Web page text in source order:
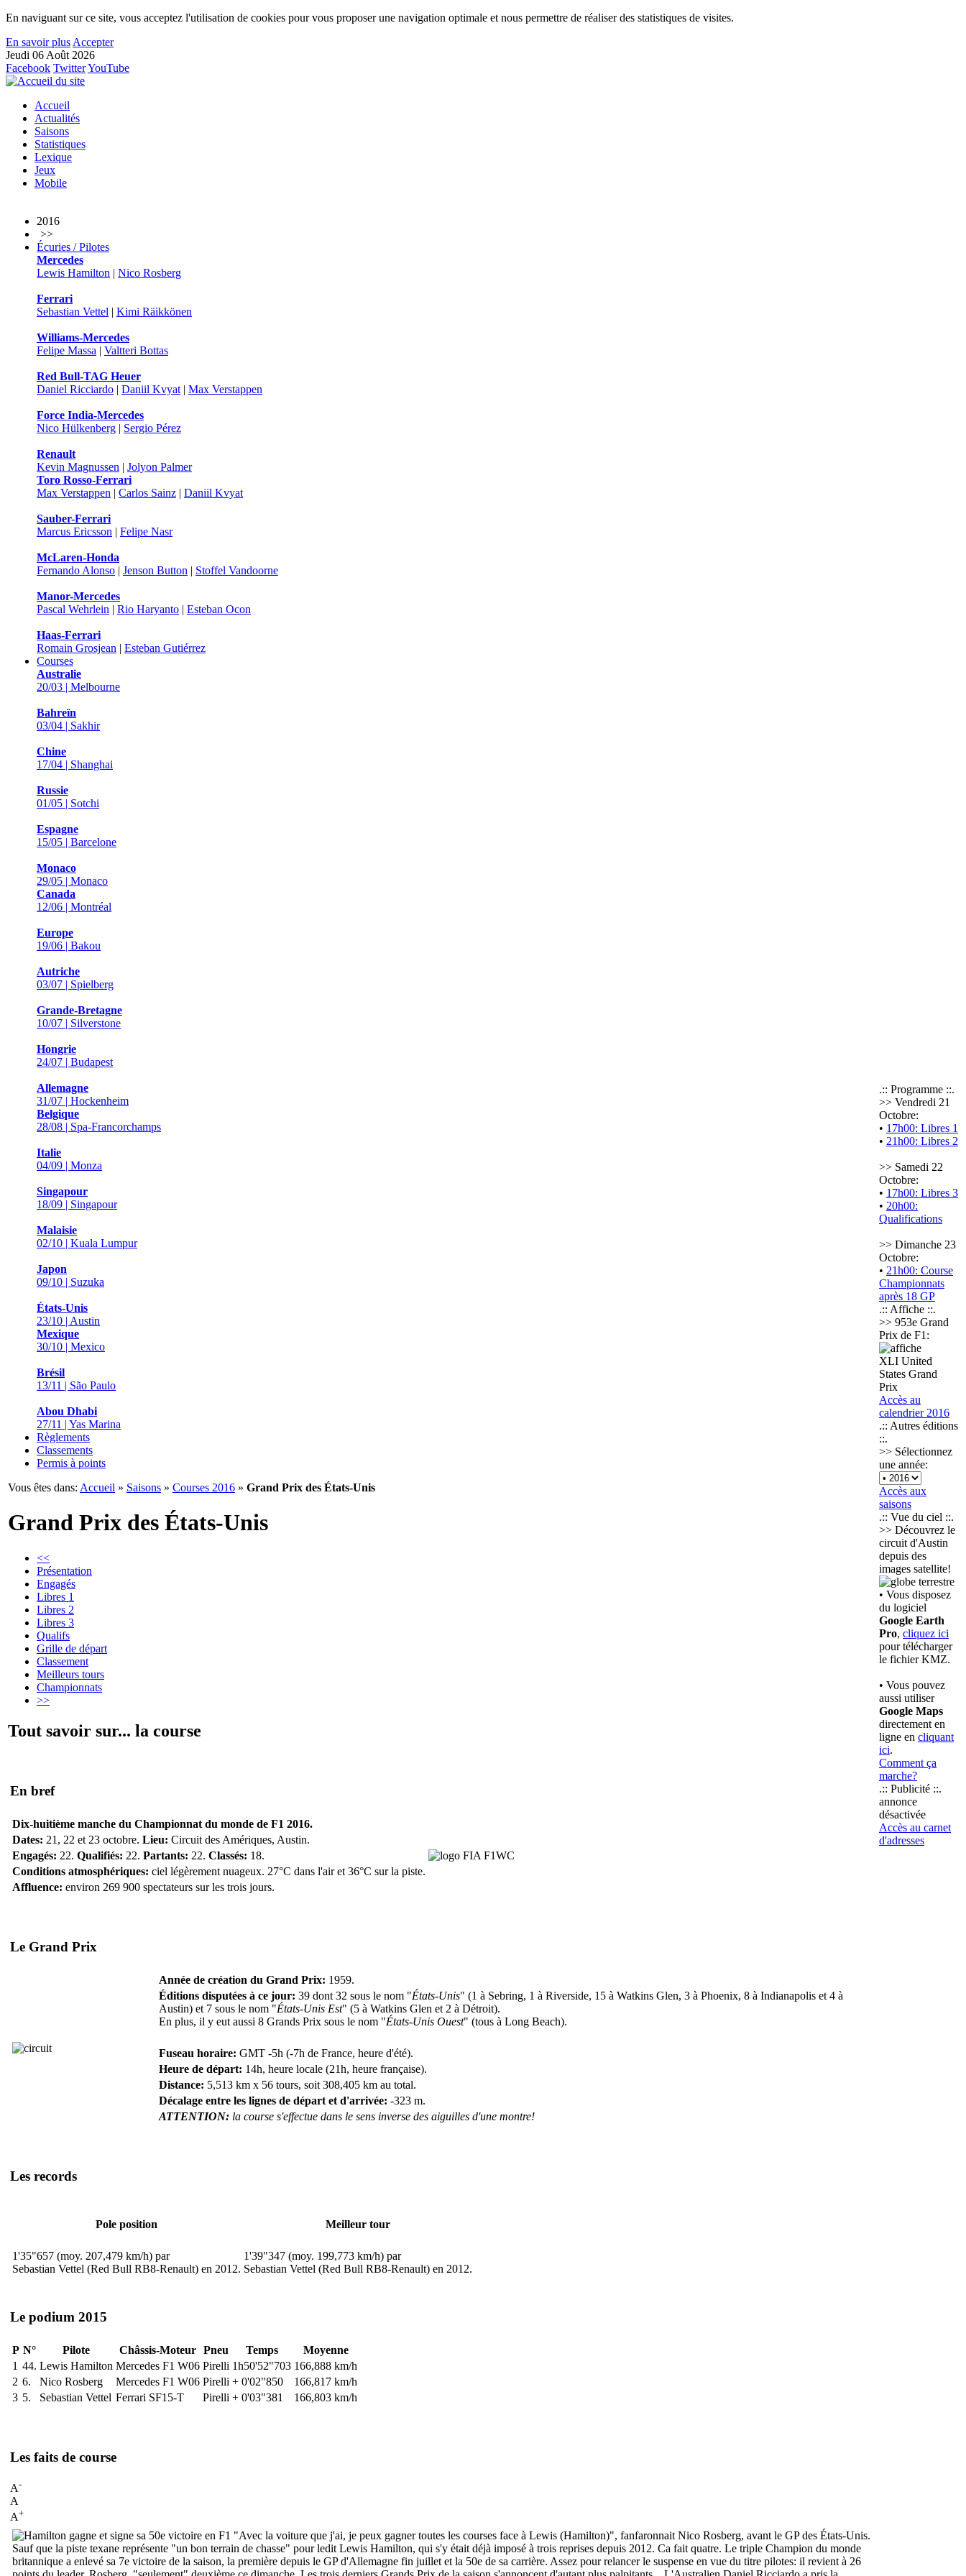
En naviguant sur ce site, vous acceptez l'utilisation de cookies pour vous proposer une navigation optimale et nous permettre de réaliser des statistiques de visites.
En savoir plus Accepter
Jeudi 06 Août 2026
Facebook TwitterYouTube
Accueil
Actualités
Saisons
Statistiques
Lexique
Jeux
Mobile
2016
>>
Écuries / Pilotes
Mercedes
Lewis Hamilton | Nico Rosberg
Ferrari
Sebastian Vettel | Kimi Räikkönen
Williams-Mercedes
Felipe Massa | Valtteri Bottas
Red Bull-TAG Heuer
Daniel Ricciardo | Daniil Kvyat | Max Verstappen
Force India-Mercedes
Nico Hülkenberg | Sergio Pérez
Renault
Kevin Magnussen | Jolyon Palmer
Toro Rosso-Ferrari
Max Verstappen | Carlos Sainz | Daniil Kvyat
Sauber-Ferrari
Marcus Ericsson | Felipe Nasr
McLaren-Honda
Fernando Alonso | Jenson Button | Stoffel Vandoorne
Manor-Mercedes
Pascal Wehrlein | Rio Haryanto | Esteban Ocon
Haas-Ferrari
Romain Grosjean | Esteban Gutiérrez
Courses
Australie
20/03 | Melbourne
Bahreïn
03/04 | Sakhir
Chine
17/04 | Shanghai
Russie
01/05 | Sotchi
Espagne
15/05 | Barcelone
Monaco
29/05 | Monaco
Canada
12/06 | Montréal
Europe
19/06 | Bakou
Autriche
03/07 | Spielberg
Grande-Bretagne
10/07 | Silverstone
Hongrie
24/07 | Budapest
Allemagne
31/07 | Hockenheim
Belgique
28/08 | Spa-Francorchamps
Italie
04/09 | Monza
Singapour
18/09 | Singapour
Malaisie
02/10 | Kuala Lumpur
Japon
09/10 | Suzuka
États-Unis
23/10 | Austin
Mexique
30/10 | Mexico
Brésil
13/11 | São Paulo
Abou Dhabi
27/11 | Yas Marina
Règlements
Classements
Permis à points
Vous êtes dans: Accueil » Saisons » Courses 2016 » Grand Prix des États-Unis
Grand Prix des États-Unis
<<
Présentation
Engagés
Libres 1
Libres 2
Libres 3
Qualifs
Grille de départ
Classement
Meilleurs tours
Championnats
>>
Tout savoir sur... la course
En bref
Dix-huitième manche du Championnat du monde de F1 2016.
Dates: 21, 22 et 23 octobre. Lieu: Circuit des Amériques, Austin.
Engagés: 22. Qualifiés: 22. Partants: 22. Classés: 18.
Conditions atmosphériques: ciel légèrement nuageux. 27°C dans l'air et 36°C sur la piste.
Affluence: environ 269 900 spectateurs sur les trois jours.
Le Grand Prix
Année de création du Grand Prix: 1959.
Éditions disputées à ce jour: 39 dont 32 sous le nom "États-Unis" (1 à Sebring, 1 à Riverside, 15 à Watkins Glen, 3 à Phoenix, 8 à Indianapolis et 4 à
Austin) et 7 sous le nom "États-Unis Est" (5 à Watkins Glen et 2 à Détroit).
En plus, il y eut aussi 8 Grands Prix sous le nom "États-Unis Ouest" (tous à Long Beach).
Fuseau horaire: GMT -5h (-7h de France, heure d'été).
Heure de départ: 14h, heure locale (21h, heure française).
Distance: 5,513 km x 56 tours, soit 308,405 km au total.
Décalage entre les lignes de départ et d'arrivée: -323 m.
ATTENTION: la course s'effectue dans le sens inverse des aiguilles d'une montre!
Les records
Pole position Meilleur tour
1'35"657 (moy. 207,479 km/h) par
Sebastian Vettel (Red Bull RB8-Renault) en 2012.
1'39"347 (moy. 199,773 km/h) par
Sebastian Vettel (Red Bull RB8-Renault) en 2012.
Le podium 2015
P N° Pilote Châssis-Moteur Pneu Temps
Moyenne
1 44. Lewis Hamilton Mercedes F1 W06 Pirelli 1h50'52"703 166,888 km/h
2 6. Nico Rosberg Mercedes F1 W06 Pirelli + 0'02"850
166,817 km/h
3 5. Sebastian Vettel Ferrari SF15-T Pirelli + 0'03"381 166,803 km/h
Les faits de course
A-
A
A+
"Avec la voiture que j'ai, je peux gagner toutes les courses face à Lewis (Hamilton)", fanfaronnait Nico Rosberg, avant le GP des États-Unis.
Sauf que la piste texane représente "un bon terrain de chasse" pour ledit Lewis Hamilton, qui s'y était déjà imposé à trois reprises depuis 2012. Ca fait quatre. Le triple Champion du monde
britannique a enlevé sa 7e victoire de la saison, la première depuis le GP d'Allemagne fin juillet et la 50e de sa carrière. Assez pour relancer le suspense en vue du titre pilotes: il revient à 26
.:: Programme ::.
>> Vendredi 21
Octobre:
• 17h00: Libres 1
• 21h00: Libres 2
>> Samedi 22
Octobre:
• 17h00: Libres 3
• 20h00:
Qualifications
>> Dimanche 23
Octobre:
• 21h00: Course
Championnats
après 18 GP
.:: Affiche ::.
>> 953e Grand
Prix de F1:
XLI United
States Grand
Prix
Accès au
calendrier 2016
.:: Autres éditions
::.
>> Sélectionnez
une année:
Accès aux
saisons
.:: Vue du ciel ::.
>> Découvrez le
circuit d'Austin
depuis des
images satellite!
• Vous disposez
du logiciel
Google Earth
Pro, cliquez ici
pour télécharger
le fichier KMZ.
• Vous pouvez
aussi utiliser
Google Maps
directement en
ligne en cliquant
ici.
Comment ça
marche?
.:: Publicité ::.
annonce
désactivée
Accès au carnet
d'adresses